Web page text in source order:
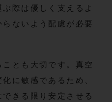
際は優しく支えるよ
ないよう配慮が必要
とも大切です。真空
に敏感であるため、
きる限り安定させる